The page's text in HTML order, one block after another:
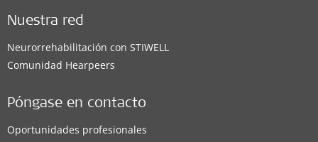
Nuestra red
Neurorrehabilitación con STIWELL
Comunidad Hearpeers
Póngase en contacto
Oportunidades profesionales